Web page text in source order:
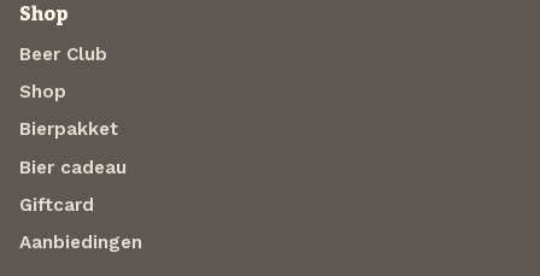
Shop
Beer Club
Shop
Bierpakket
Bier cadeau
Giftcard
Aanbiedingen